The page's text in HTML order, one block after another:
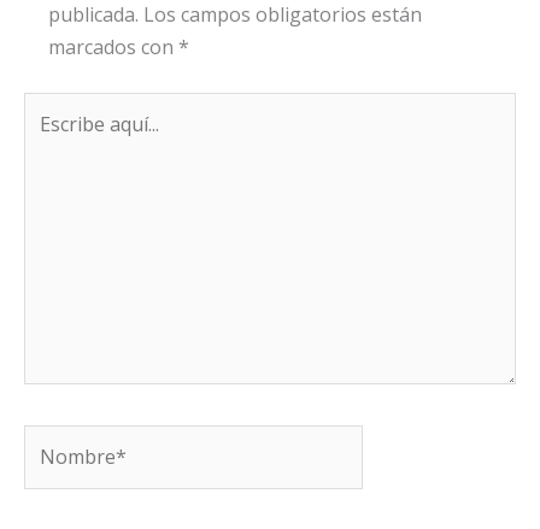
publicada. Los campos obligatorios están
marcados con *
aquí...